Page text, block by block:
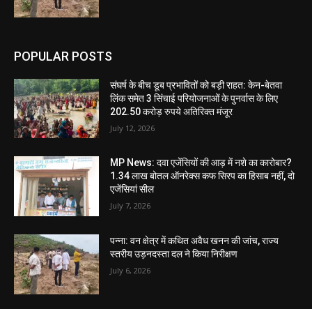
POPULAR POSTS
संघर्ष के बीच डूब प्रभावितों को बड़ी राहत: केन-बेतवा
लिंक समेत 3 सिंचाई परियोजनाओं के पुनर्वास के लिए
202.50 करोड़ रुपये अतिरिक्त मंजूर
July 12, 2026
MP News: दवा एजेंसियों की आड़ में नशे का कारोबार?
1.34 लाख बोतल ऑनरेक्स कफ सिरप का हिसाब नहीं, दो
एजेंसियां सील
July 7, 2026
पन्ना: वन क्षेत्र में कथित अवैध खनन की जांच, राज्य
स्तरीय उड़नदस्ता दल ने किया निरीक्षण
July 6, 2026